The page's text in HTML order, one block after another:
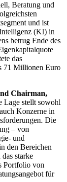
Beratung und
und ist
(KI) in
betrug Ende des
das
71 Millionen Euro
Chairman,
Lage stellt sowohl
Konzerne in
Die
– von
und
den Bereichen
starke
Portfolio von
für